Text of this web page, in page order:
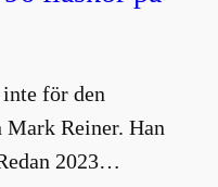
för den
Reiner. Han
2023…